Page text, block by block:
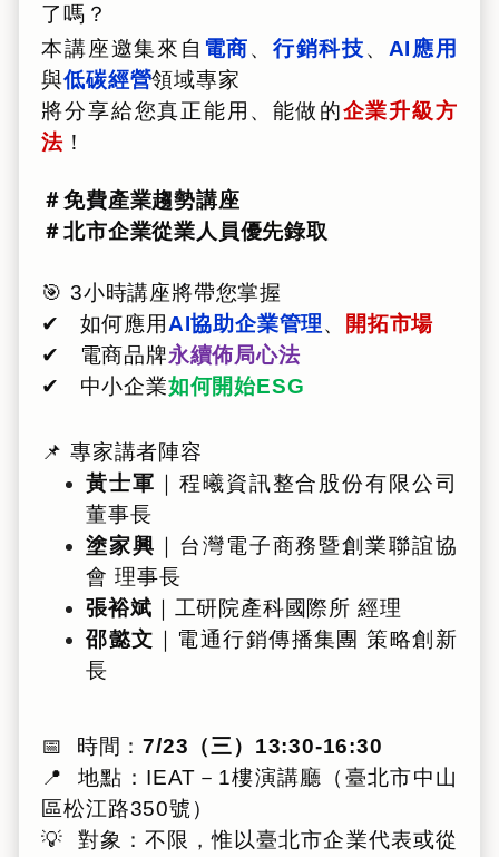
了嗎？
本講座邀集來自 電商、 行銷科技、 AI應用
與低碳經營領域專家
將分享給您真正能用、能做的企業升級方
法 ！
＃免費產業趨勢講座
＃北市企業從業人員優先錄取
🎯 3小時講座將帶您掌握
✔ 如何應用AI協助企業管理、
開拓市場
✔ 電商品牌永續佈局心法
✔ 中小企業如何開始ESG
📌 專家講者陣容
黃士軍 ｜程曦資訊整合股份有限公司
董事長
塗家興 ｜台灣電子商務暨創業聯誼協
會 理事長
張裕斌 ｜工研院產科國際所 經理
邵懿文 ｜電通行銷傳播集團 策略創新
長
📅 時間：7/23（三）13:30-16:30
📍 地點：IEAT－1樓演講廳（臺北市中山
區松江路350號）
💡 對象：不限，惟以臺北市企業代表或從